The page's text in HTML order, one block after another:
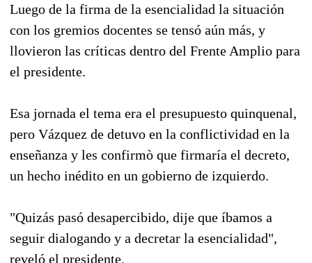
Luego de la firma de la esencialidad la situación
con los gremios docentes se tensó aún más, y
llovieron las críticas dentro del Frente Amplio para
el presidente.
Esa jornada el tema era el presupuesto quinquenal,
pero Vázquez de detuvo en la conflictividad en la
enseñanza y les confirmò que firmaría el decreto,
un hecho inédito en un gobierno de izquierdo.
"Quizás pasó desapercibido, dije que íbamos a
seguir dialogando y a decretar la esencialidad",
reveló el presidente.